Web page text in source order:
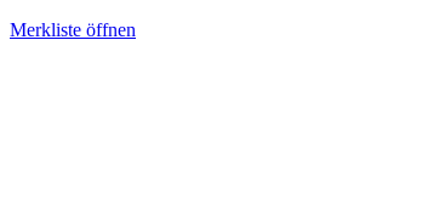
Merkliste öffnen